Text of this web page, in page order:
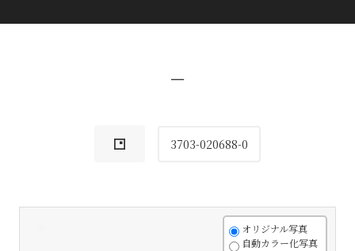
−
3703-020688-0
オリジナル写真
自動カラー化写真